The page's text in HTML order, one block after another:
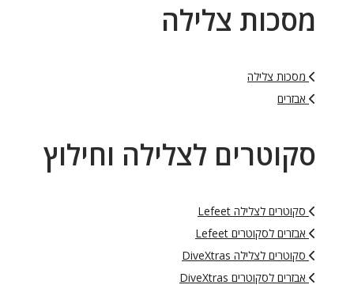
צלילה
מסכות צלילה
לצלילה וחילוץ
סקוטרים לצלילה Lefeet
אבזרים לסקוטרים Lefeet
סקוטרים לצלילה DiveXtras
אבזרים לסקוטרים DiveXtras